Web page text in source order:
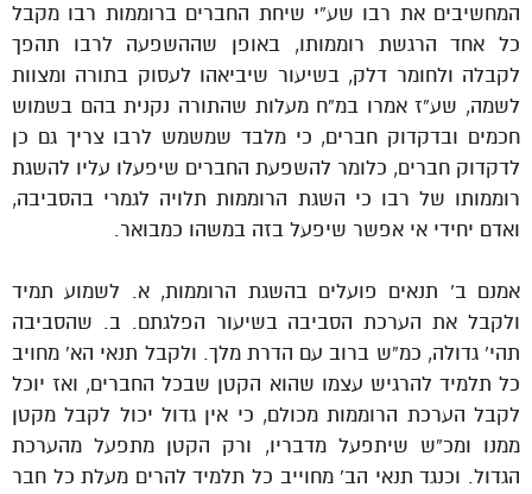
המחשיבים את רבו שע”י שיחת החברים ברוממות רבו מקבל
כל אחד הרגשת רוממותו, באופן שההשפעה לרבו תהפך
לקבלה ולחומר דלק, בשיעור שיביאהו לעסוק בתורה ומצוות
לשמה, שע”ז אמרו במ”ח מעלות שהתורה נקנית בהם בשמוש
חכמים ובדקדוק חברים, כי מלבד שמשמש לרבו צריך גם כן
לדקדוק חברים, כלומר להשפעת החברים שיפעלו עליו להשגת
רוממותו של רבו כי השגת הרוממות תלויה לגמרי בהסביבה,
ואדם יחידי אי אפשר שיפעל בזה במשהו כמבואר.
אמנם ב’ תנאים פועלים בהשגת הרוממות, א. לשמוע תמיד
ולקבל את הערכת הסביבה בשיעור הפלגתם. ב. שהסביבה
תהי’ גדולה, כמ”ש ברוב עם הדרת מלך. ולקבל תנאי הא’ מחויב
כל תלמיד להרגיש עצמו שהוא הקטן שבכל החברים, ואז יוכל
לקבל הערכת הרוממות מכולם, כי אין גדול יכול לקבל מקטן
ממנו ומכ”ש שיתפעל מדבריו, ורק הקטן מתפעל מהערכת
הגדול. וכנגד תנאי הב’ מחוייב כל תלמיד להרים מעלת כל חבר